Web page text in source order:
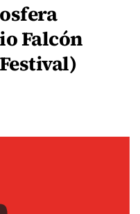
Falcón